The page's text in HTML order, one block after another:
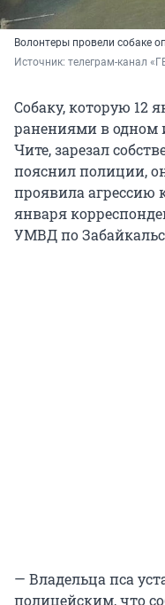
Волонтеры провели собаке
Источник: телеграм-канал
Собаку, которую
ранениями в одном
Чите, зарезал
пояснил полиции,
проявила агрессию
января
УМВД по
— Владельца пса
полицейским, что